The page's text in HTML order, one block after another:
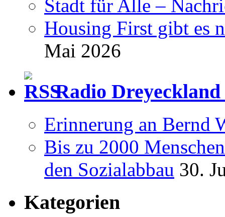
Stadt für Alle –
Housing First gibt es
Mai 2026
Radio
Erinnerung an Bernd
Bis zu 2000
den Sozialabbau 30.
Kategorien